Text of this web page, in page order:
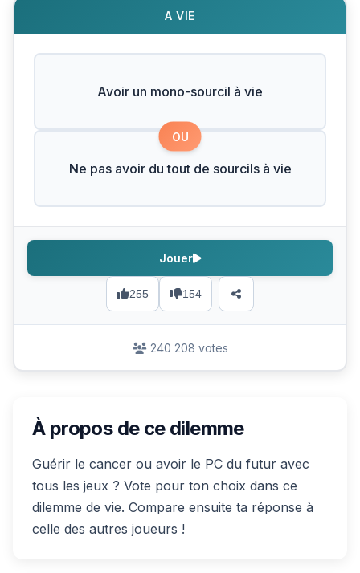
A VIE
Avoir un mono-sourcil à vie
OU
Ne pas avoir du tout de sourcils à vie
255 154
Jouer
240 208 votes
À propos de ce dilemme
Guérir le cancer ou avoir le PC du futur avec
tous les jeux ? Vote pour ton choix dans ce
dilemme de vie. Compare ensuite ta réponse à
celle des autres joueurs !